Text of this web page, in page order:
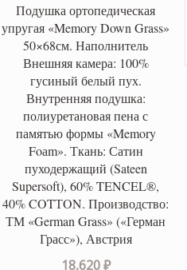
Подушка ортопедическая
упругая «Memory Down Grass»
50×68см. Наполнитель
Внешняя камера: 100%
гусиный белый пух.
Внутренняя подушка:
полиуретановая пена с
памятью формы «Memory
Foаm». Ткань: Сатин
пуходержащий (Sateen
Supersoft), 60% TENCEL®,
40% COTТON. Производство:
ТМ «German Grass» («Герман
Грасс»), Австрия
18,620₽